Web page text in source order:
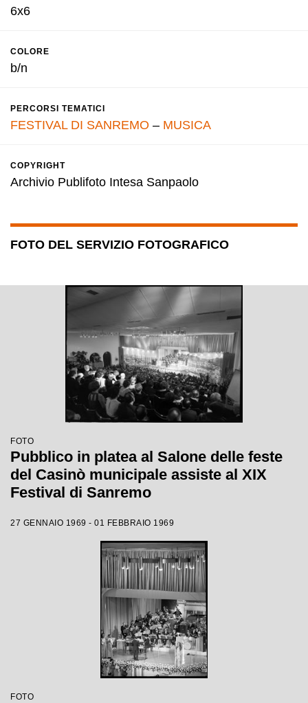
6x6
COLORE
b/n
PERCORSI TEMATICI
FESTIVAL DI SANREMO – MUSICA
COPYRIGHT
Archivio Publifoto Intesa Sanpaolo
FOTO DEL SERVIZIO FOTOGRAFICO
FOTO
Pubblico in platea al Salone delle feste
del Casinò municipale assiste al XIX
Festival di Sanremo
27 GENNAIO 1969 - 01 FEBBRAIO 1969
FOTO